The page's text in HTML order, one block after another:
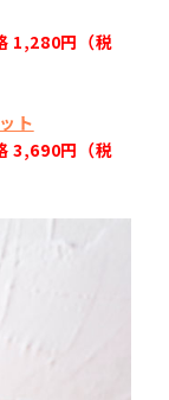
1,280円（税
ト
3,690円（税